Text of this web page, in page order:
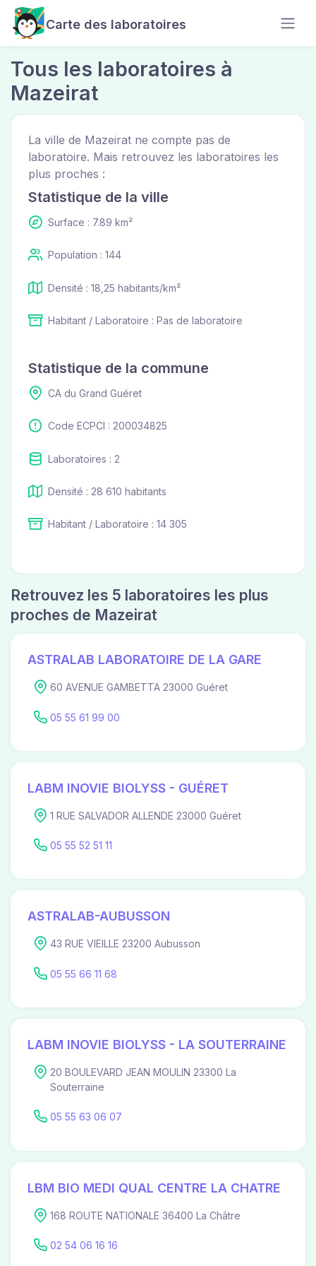
Carte des laboratoires
Tous les laboratoires à
Mazeirat
La ville de Mazeirat ne compte pas de
laboratoire. Mais retrouvez les laboratoires les
plus proches :
Statistique de la ville
Surface : 7.89 km²
Population : 144
Densité : 18,25 habitants/km²
Habitant / Laboratoire : Pas de laboratoire
Statistique de la commune
CA du Grand Guéret
Code ECPCI : 200034825
Laboratoires : 2
Densité : 28 610 habitants
Habitant / Laboratoire : 14 305
Retrouvez les 5 laboratoires les plus
proches de Mazeirat
ASTRALAB LABORATOIRE DE LA GARE
60 AVENUE GAMBETTA 23000 Guéret
05 55 61 99 00
LABM INOVIE BIOLYSS - GUÉRET
1 RUE SALVADOR ALLENDE 23000 Guéret
05 55 52 51 11
ASTRALAB-AUBUSSON
43 RUE VIEILLE 23200 Aubusson
05 55 66 11 68
LABM INOVIE BIOLYSS - LA SOUTERRAINE
20 BOULEVARD JEAN MOULIN 23300 La
Souterraine
05 55 63 06 07
LBM BIO MEDI QUAL CENTRE LA CHATRE
168 ROUTE NATIONALE 36400 La Châtre
02 54 06 16 16